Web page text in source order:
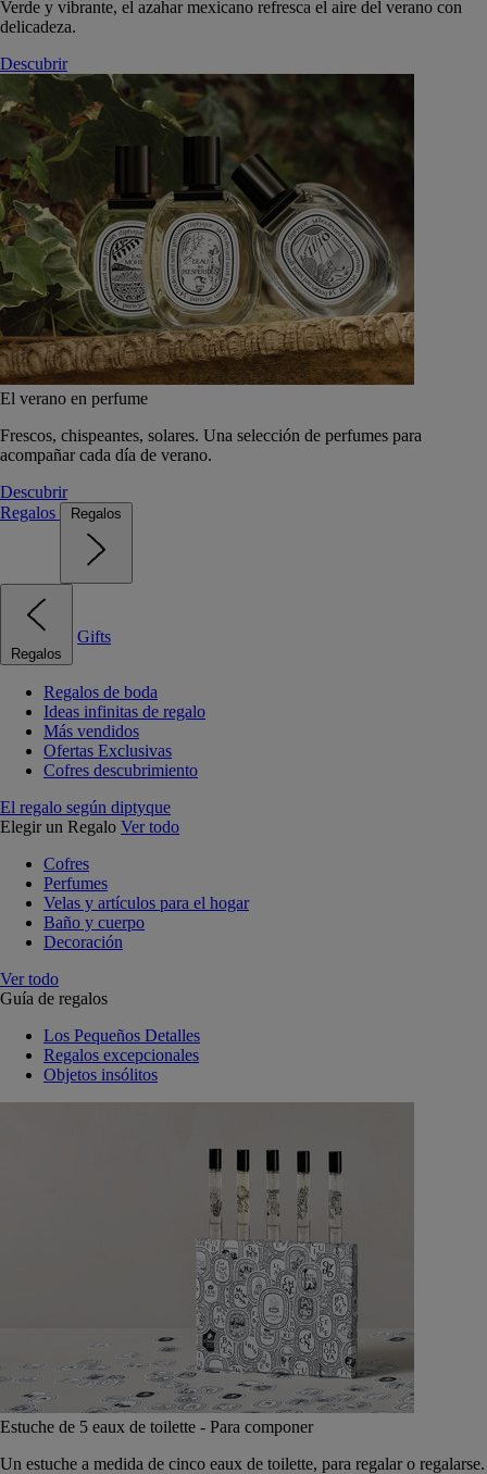
Verde y vibrante, el azahar mexicano refresca el aire del verano con
delicadeza.
Descubrir
El verano en perfume
Frescos, chispeantes, solares. Una selección de perfumes para
acompañar cada día de verano.
Descubrir
Regalos
Regalos
Regalos
Gifts
Regalos de boda
Ideas infinitas de regalo
Más vendidos
Ofertas Exclusivas
Cofres descubrimiento
El regalo según diptyque
Elegir un Regalo Ver todo
Cofres
Perfumes
Velas y artículos para el hogar
Baño y cuerpo
Decoración
Ver todo
Guía de regalos
Los Pequeños Detalles
Regalos excepcionales
Objetos insólitos
Estuche de 5 eaux de toilette - Para componer
Un estuche a medida de cinco eaux de toilette, para regalar o regalarse.